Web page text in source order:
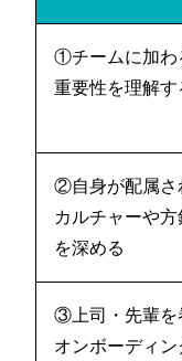
①チームに加わ
重要性を理解す
②自身が配属さ
カルチャーや
を深める
③上司・先輩を
オンボーディン